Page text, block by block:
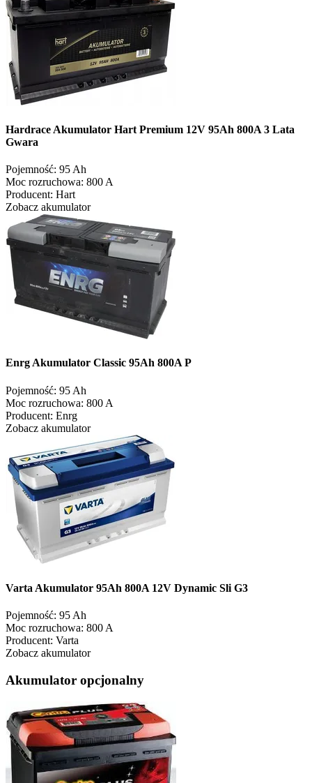
Hardrace Akumulator Hart Premium 12V 95Ah 800A 3 Lata
Gwara
Pojemność: 95 Ah
Moc rozruchowa: 800 A
Producent: Hart
Zobacz akumulator
Enrg Akumulator Classic 95Ah 800A P
Pojemność: 95 Ah
Moc rozruchowa: 800 A
Producent: Enrg
Zobacz akumulator
Varta Akumulator 95Ah 800A 12V Dynamic Sli G3
Pojemność: 95 Ah
Moc rozruchowa: 800 A
Producent: Varta
Zobacz akumulator
Akumulator opcjonalny